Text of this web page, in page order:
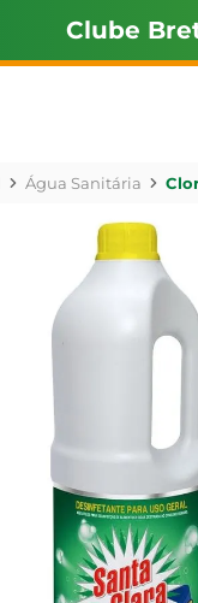
Clube
Água Sanitária